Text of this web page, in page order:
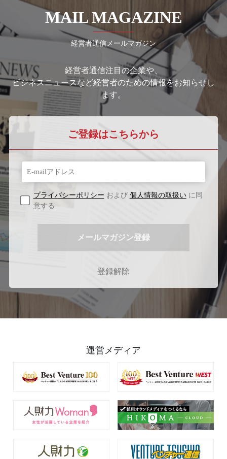
MAIL MAGAZINE
経営者通信メールマガジン
経営者通信注目の企業や、
ビジネスニュースなど経営者のための情報をお知らせし
ます。
ご登録はこちらから
プライバシーポリシー および 個人情報の取扱いに同
意する
登録解除
運営メディア